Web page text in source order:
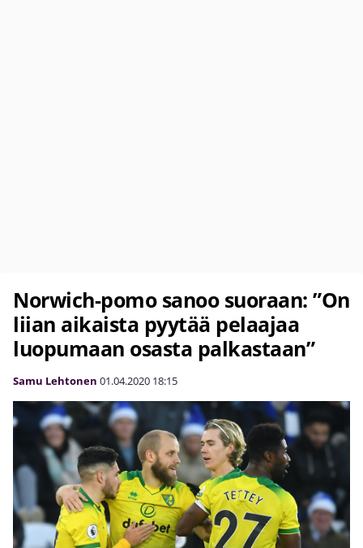
Norwich-pomo sanoo suoraan: ”On
liian aikaista pyytää pelaajaa
luopumaan osasta palkastaan”
Samu Lehtonen 01.04.2020 18:15